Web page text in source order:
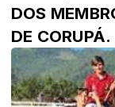
DOS
DE CORUPÁ.